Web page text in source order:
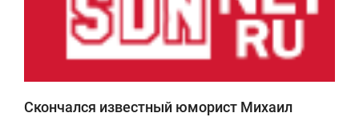
Скончался известный юморист Михаил